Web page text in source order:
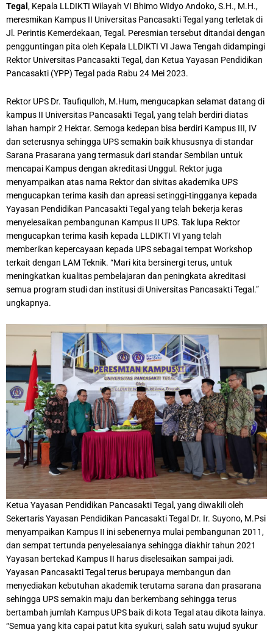
Tegal , Kepala LLDIKTI Wilayah VI Bhimo WIdyo Andoko, S.H., M.H.,
meresmikan Kampus II Universitas Pancasakti Tegal yang terletak di
Jl. Perintis Kemerdekaan, Tegal. Peresmian tersebut ditandai dengan
pengguntingan pita oleh Kepala LLDIKTI VI Jawa Tengah didampingi
Rektor Universitas Pancasakti Tegal, dan Ketua Yayasan Pendidikan
Pancasakti (YPP) Tegal pada Rabu 24 Mei 2023.
Rektor UPS Dr. Taufiqulloh, M.Hum, mengucapkan selamat datang di
kampus II Universitas Pancasakti Tegal, yang telah berdiri diatas
lahan hampir 2 Hektar. Semoga kedepan bisa berdiri Kampus III, IV
dan seterusnya sehingga UPS semakin baik khususnya di standar
Sarana Prasarana yang termasuk dari standar Sembilan untuk
mencapai Kampus dengan akreditasi Unggul. Rektor juga
menyampaikan atas nama Rektor dan sivitas akademika UPS
mengucapkan terima kasih dan apreasi setinggi-tingganya kepada
Yayasan Pendidikan Pancasakti Tegal yang telah bekerja keras
menyelesaikan pembangunan Kampus II UPS. Tak lupa Rektor
mengucapkan terima kasih kepada LLDIKTI VI yang telah
memberikan kepercayaan kepada UPS sebagai tempat Workshop
terkait dengan LAM Teknik. “Mari kita bersinergi terus, untuk
meningkatkan kualitas pembelajaran dan peningkata akreditasi
semua program studi dan institusi di Universitas Pancasakti Tegal.”
ungkapnya.
Ketua Yayasan Pendidikan Pancasakti Tegal, yang diwakili oleh
Sekertaris Yayasan Pendidikan Pancasakti Tegal Dr. Ir. Suyono, M.Psi
menyampaikan Kampus II ini sebenernya mulai pembangunan 2011,
dan sempat tertunda penyelesaianya sehingga diakhir tahun 2021
Yayasan bertekad Kampus II harus diselesaikan sampai jadi.
Yayasan Pancasakti Tegal terus berupaya membangun dan
menyediakan kebutuhan akademik terutama sarana dan prasarana
sehingga UPS semakin maju dan berkembang sehingga terus
bertambah jumlah Kampus UPS baik di kota Tegal atau dikota lainya.
“Semua yang kita capai patut kita syukuri, salah satu wujud syukur